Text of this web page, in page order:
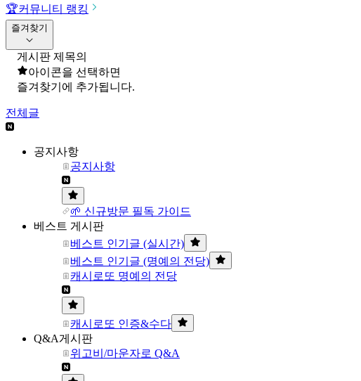
🏆커뮤니티 랭킹
즐겨찾기
게시판 제목의
아이콘을 선택하면
즐겨찾기에 추가됩니다.
전체글
공지사항
공지사항
🌱 신규방문 필독 가이드
베스트 게시판
베스트 인기글 (실시간)
베스트 인기글 (명예의 전당)
캐시로또 명예의 전당
캐시로또 인증&수다
Q&A게시판
위고비/마운자로 Q&A